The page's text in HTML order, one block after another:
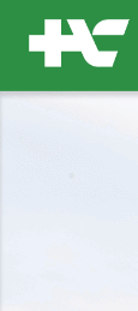
Buscar no